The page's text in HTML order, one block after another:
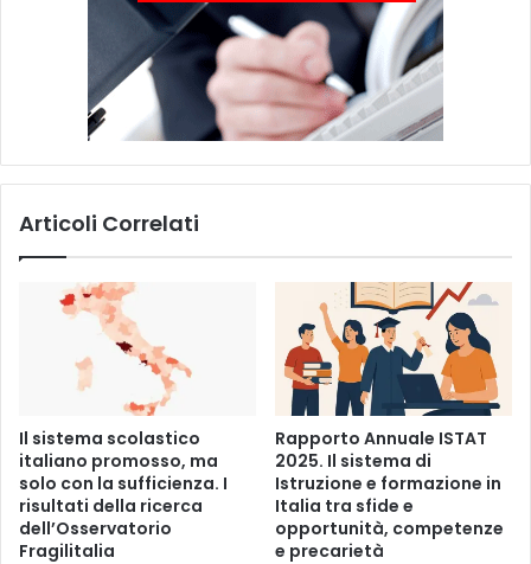
Articoli Correlati
Il sistema scolastico
italiano promosso, ma
solo con la sufficienza. I
risultati della ricerca
dell’Osservatorio
Fragilitalia
Rapporto Annuale ISTAT
2025. Il sistema di
Istruzione e formazione in
Italia tra sfide e
opportunità, competenze
e precarietà